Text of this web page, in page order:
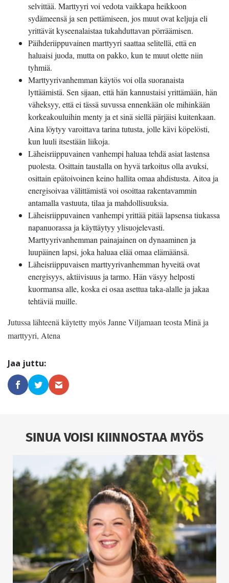
selvittää. Marttyyri voi vedota vaikkapa heikkoon
sydämeensä ja sen pettämiseen, jos muut ovat keljuja eli
yrittävät kyseenalaistaa tukahduttavan pörräämisen.
Päihderiippuvainen marttyyri saattaa selitellä, että en
haluaisi juoda, mutta on pakko, kun te muut olette niin
tyhmiä.
Marttyyrivanhemman käytös voi olla suoranaista
lyttäämistä. Sen sijaan, että hän kannustaisi yrittämään, hän
väheksyy, että ei tässä suvussa ennenkään ole mihinkään
korkeakouluihin menty ja et sinä siellä pärjäisi kuitenkaan.
Aina löytyy varoittava tarina tutusta, jolle kävi köpelösti,
kun luuli itsestään liikoja.
Läheisriippuvainen vanhempi haluaa tehdä asiat lastensa
puolesta. Osittain taustalla on hyvä tarkoitus olla avuksi,
osittain epätoivoinen keino hallita omaa ahdistusta. Aitoa ja
energisoivaa välittämistä voi osoittaa rakentavammin
antamalla vastuuta, tilaa ja mahdollisuuksia.
Läheisriippuvainen vanhempi yrittää pitää lapsensa tiukassa
napanuorassa ja käyttäytyy ylisuojelevasti.
Marttyyrivanhemman painajainen on dynaaminen ja
luupäinen lapsi, joka haluaa elää omaa elämäänsä.
Läheisriippuvaisen marttyyrivanhemman hyveitä ovat
energisyys, aktiivisuus ja tarmo. Hän väsyy helposti
kuormansa alle, koska ei osaa asettua taka-alalle ja jakaa
tehtäviä muille.
Jutussa lähteenä käytetty myös Janne Viljamaan teosta Minä ja
marttyyri, Atena
SINUA VOISI KIINNOSTAA MYÖS